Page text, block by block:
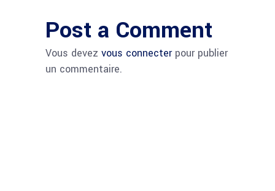
Post a Comment
Vous devez vous connecterpour publier
un commentaire.